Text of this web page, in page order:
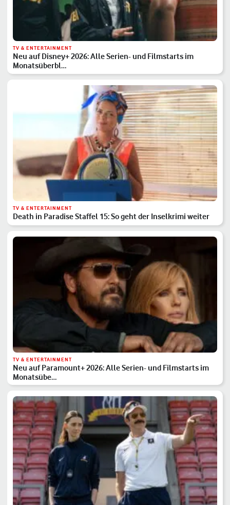
TV & ENTERTAINMENT
Neu auf Disney+ 2026: Alle Serien- und Filmstarts im
Monatsüberbl…
TV & ENTERTAINMENT
Death in Paradise Staffel 15: So geht der Inselkrimi weiter
TV & ENTERTAINMENT
Neu auf Paramount+ 2026: Alle Serien- und Filmstarts im
Monatsübe…